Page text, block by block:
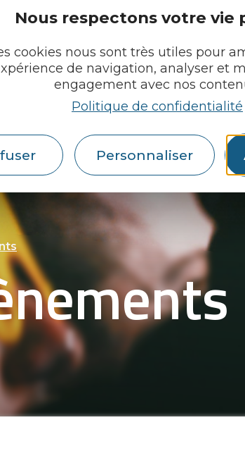
Nous respectons votre vie
cookies nous sont très utiles pour
de navigation, analyser et
engagement avec nos
Politique de confidentialité
Personnaliser